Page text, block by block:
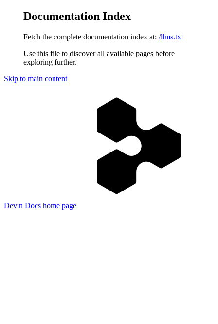
Documentation Index
Fetch the complete documentation index at: /llms.txt
Use this file to discover all available pages before
exploring further.
Skip to main content
Devin Docs home page